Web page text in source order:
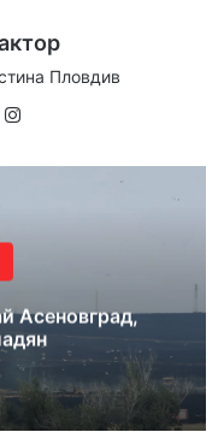
Пловдив
Yo
ub ra
Асеновград,